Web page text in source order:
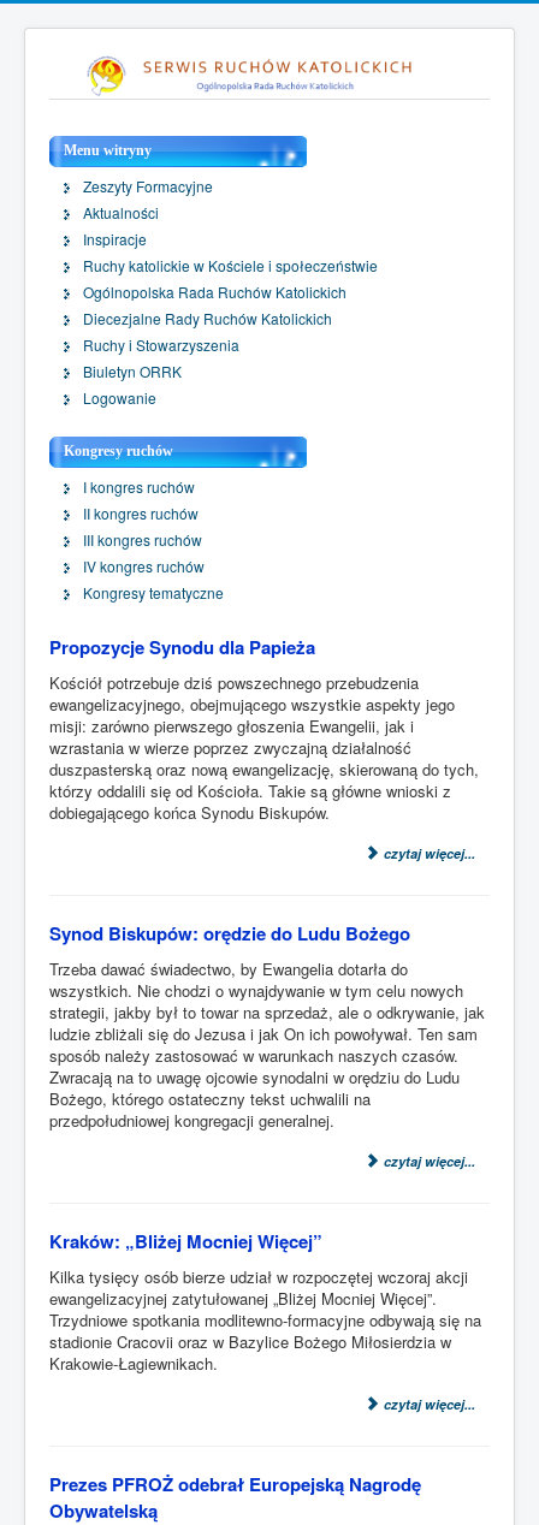
Menu witryny
Zeszyty Formacyjne
Aktualności
Inspiracje
Ruchy katolickie w Kościele i społeczeństwie
Ogólnopolska Rada Ruchów Katolickich
Diecezjalne Rady Ruchów Katolickich
Ruchy i Stowarzyszenia
Biuletyn ORRK
Logowanie
Kongresy ruchów
I kongres ruchów
II kongres ruchów
III kongres ruchów
IV kongres ruchów
Kongresy tematyczne
Propozycje Synodu dla Papieża
Kościół potrzebuje dziś powszechnego przebudzenia
ewangelizacyjnego, obejmującego wszystkie aspekty jego
misji: zarówno pierwszego głoszenia Ewangelii, jak i
wzrastania w wierze poprzez zwyczajną działalność
duszpasterską oraz nową ewangelizację, skierowaną do tych,
którzy oddalili się od Kościoła. Takie są główne wnioski z
dobiegającego końca Synodu Biskupów.
czytaj więcej...
Synod Biskupów: orędzie do Ludu Bożego
Trzeba dawać świadectwo, by Ewangelia dotarła do
wszystkich. Nie chodzi o wynajdywanie w tym celu nowych
strategii, jakby był to towar na sprzedaż, ale o odkrywanie, jak
ludzie zbliżali się do Jezusa i jak On ich powoływał. Ten sam
sposób należy zastosować w warunkach naszych czasów.
Zwracają na to uwagę ojcowie synodalni w orędziu do Ludu
Bożego, którego ostateczny tekst uchwalili na
przedpołudniowej kongregacji generalnej.
czytaj więcej...
Kraków: „Bliżej Mocniej Więcej”
Kilka tysięcy osób bierze udział w rozpoczętej wczoraj akcji
ewangelizacyjnej zatytułowanej „Bliżej Mocniej Więcej”.
Trzydniowe spotkania modlitewno-formacyjne odbywają się na
stadionie Cracovii oraz w Bazylice Bożego Miłosierdzia w
Krakowie-Łagiewnikach.
czytaj więcej...
Prezes PFROŻ odebrał Europejską Nagrodę
Obywatelską